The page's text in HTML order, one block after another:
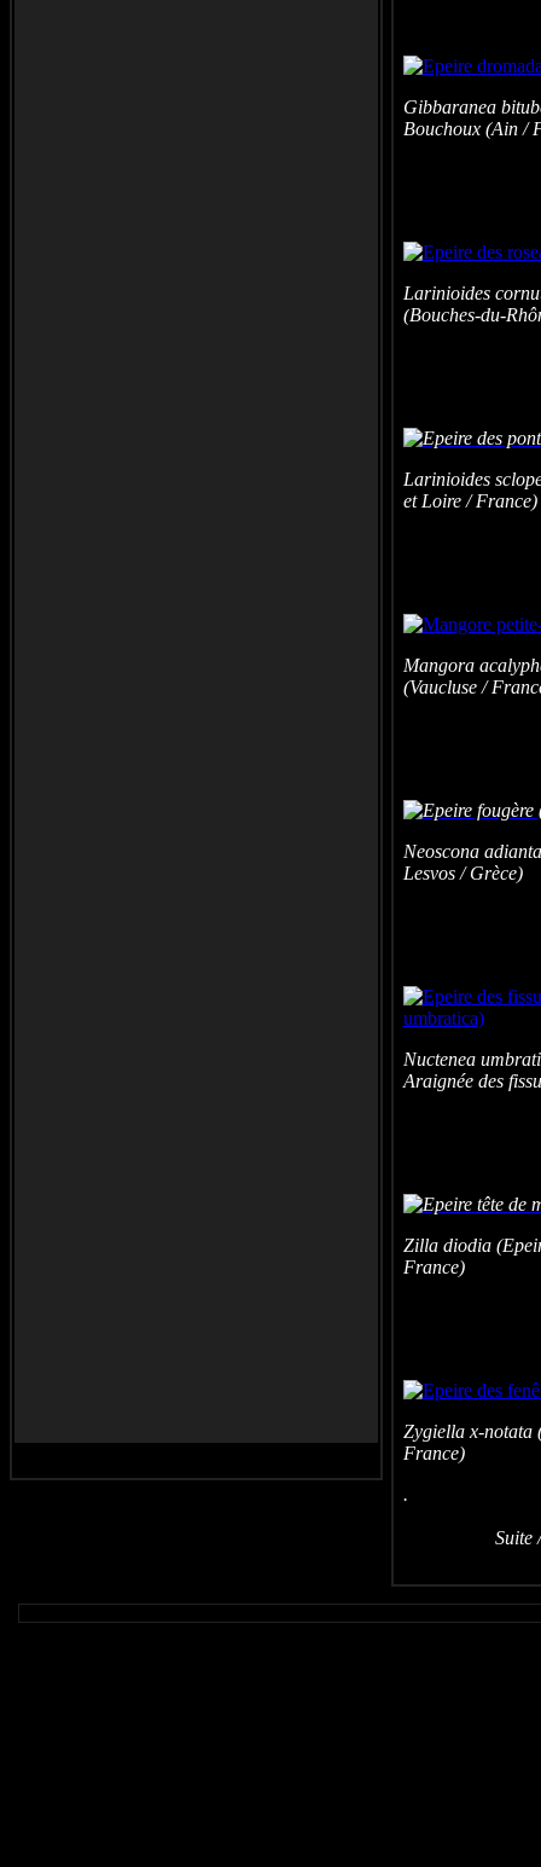
Gibbaranea
Bouchoux (Ain /
Larinioides
(Bouches-du-
Larinioides
et Loire /
Mangora
(Vaucluse /
Neoscona
Lesvos / Grèce)
Nuctenea
Araignée des
Zilla diodia
France)
Zygiella x-notata
France)
Suite /